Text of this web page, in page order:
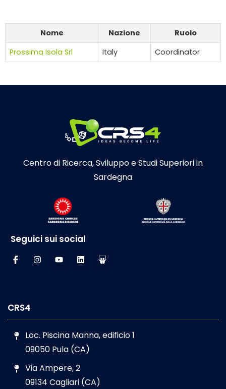
Nome Nazione
Ruolo
Prossima Isola Srl
Italy Coordinator
Centro di Ricerca, Sviluppo e Studi Superiori in
Sardegna
Seguici sui social
CRS4
Loc. Piscina Manna, edificio 1
09050 Pula (CA)
Via Ampere, 2
09134 Cagliari (CA)